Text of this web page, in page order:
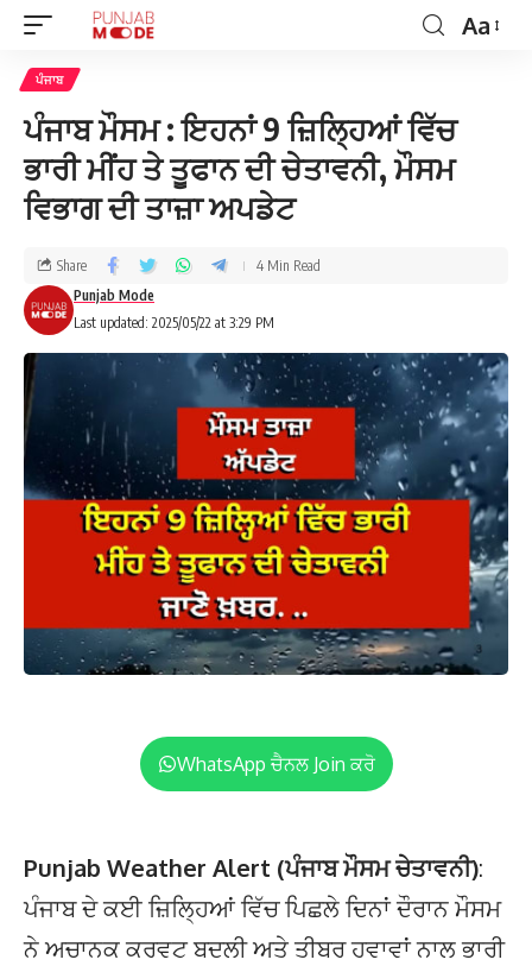
Aa
ਪੰਜਾਬ
ਪੰਜਾਬ ਮੌਸਮ : ਇਹਨਾਂ 9 ਜ਼ਿਲ੍ਹਿਆਂ ਵਿੱਚ
ਭਾਰੀ ਮੀਂਹ ਤੇ ਤੂਫਾਨ ਦੀ ਚੇਤਾਵਨੀ, ਮੌਸਮ
ਵਿਭਾਗ ਦੀ ਤਾਜ਼ਾ ਅਪਡੇਟ
Last updated: 2025/05/22 at 3:29 PM
Punjab Mode
Share 4 Min Read
WhatsApp ਚੈਨਲ Join ਕਰੋ
Punjab Weather Alert (ਪੰਜਾਬ ਮੌਸਮ ਚੇਤਾਵਨੀ):
ਪੰਜਾਬ ਦੇ ਕਈ ਜ਼ਿਲ੍ਹਿਆਂ ਵਿੱਚ ਪਿਛਲੇ ਦਿਨਾਂ ਦੌਰਾਨ ਮੌਸਮ
ਨੇ ਅਚਾਨਕ ਕਰਵਟ ਬਦਲੀ ਅਤੇ ਤੀਬਰ ਹਵਾਵਾਂ ਨਾਲ ਭਾਰੀ